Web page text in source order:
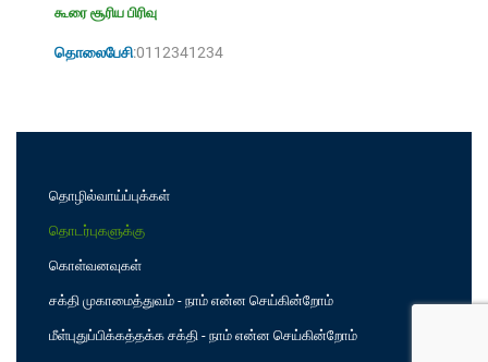
கூரை சூரிய பிரிவு
தொலைபேசி:0112341234
தொழில்வாய்ப்புக்கள்
தொடர்புகளுக்கு
கொள்வனவுகள்
சக்தி முகாமைத்துவம் - நாம் என்ன செய்கின்றோம்
மீள்புதுப்பிக்கத்தக்க சக்தி - நாம் என்ன செய்கின்றோம்